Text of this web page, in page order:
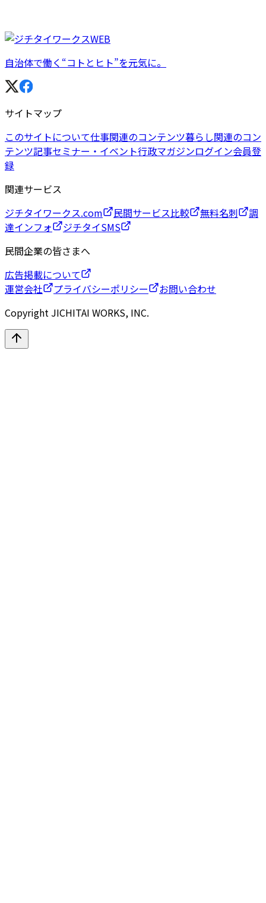
自治体で働く“コトとヒト”を元気に。
サイトマップ
このサイトについて仕事関連のコンテンツ暮らし関連のコン
テンツ記事セミナー・イベント行政マガジンログイン会員登
録
関連サービス
ジチタイワークス.com
民間サービス比較 無料名刺
調
達インフォ
ジチタイSMS
民間企業の皆さまへ
広告掲載について
運営会社
プライバシーポリシー
お問い合わせ
Copyright JICHITAI WORKS, INC.